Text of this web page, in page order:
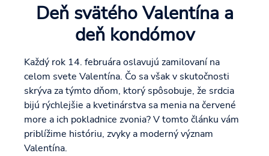
Deň svätého Valentína a
deň kondómov
Každý rok 14. februára oslavujú zamilovaní na
celom svete Valentína. Čo sa však v skutočnosti
skrýva za týmto dňom, ktorý spôsobuje, že srdcia
bijú rýchlejšie a kvetinárstva sa menia na červené
more a ich pokladnice zvonia? V tomto článku vám
priblížime históriu, zvyky a moderný význam
Valentína.